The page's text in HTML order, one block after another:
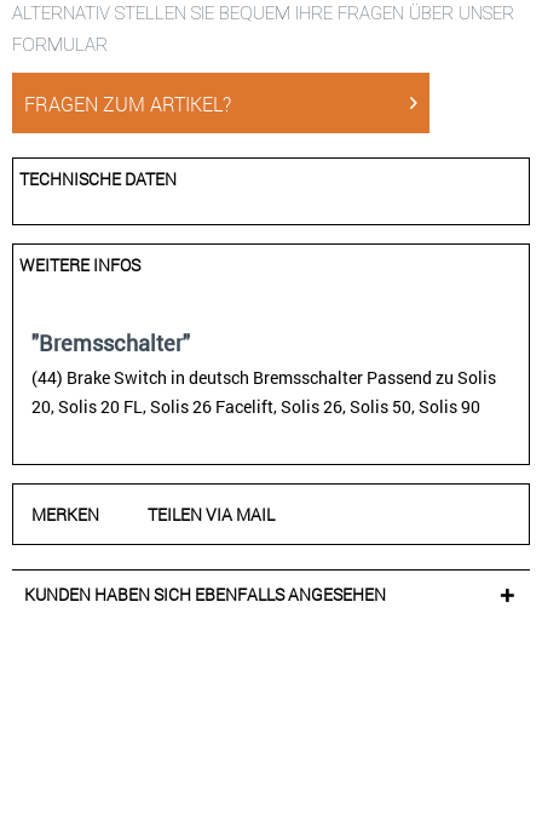
ALTERNATIV STELLEN SIE BEQUEM IHRE FRAGEN ÜBER UNSER
FORMULAR
FRAGEN ZUM ARTIKEL?
TECHNISCHE DATEN
WEITERE INFOS
"Bremsschalter"
(44) Brake Switch in deutsch Bremsschalter Passend zu Solis
20, Solis 20 FL, Solis 26 Facelift, Solis 26, Solis 50, Solis 90
MERKEN TEILEN VIA MAIL
KUNDEN HABEN SICH EBENFALLS ANGESEHEN